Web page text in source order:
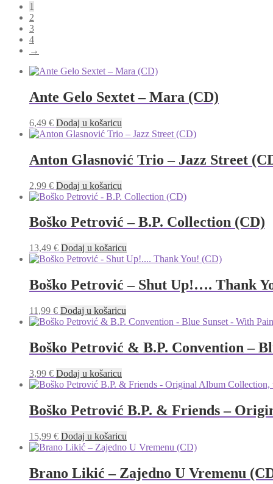
1
2
3
4
→
Ante Gelo Sextet – Mara (CD)
6,49 € Dodaj u košaricu
Anton Glasnović Trio – Jazz Street
2,99 € Dodaj u košaricu
Boško Petrović – B.P. Collection (CD)
13,49 € Dodaj u košaricu
Boško Petrović – Shut Up!…. Thank
11,99 € Dodaj u košaricu
Boško Petrović & B.P. Convention –
3,99 € Dodaj u košaricu
Boško Petrović B.P. & Friends –
15,99 € Dodaj u košaricu
Brano Likić – Zajedno U Vremenu